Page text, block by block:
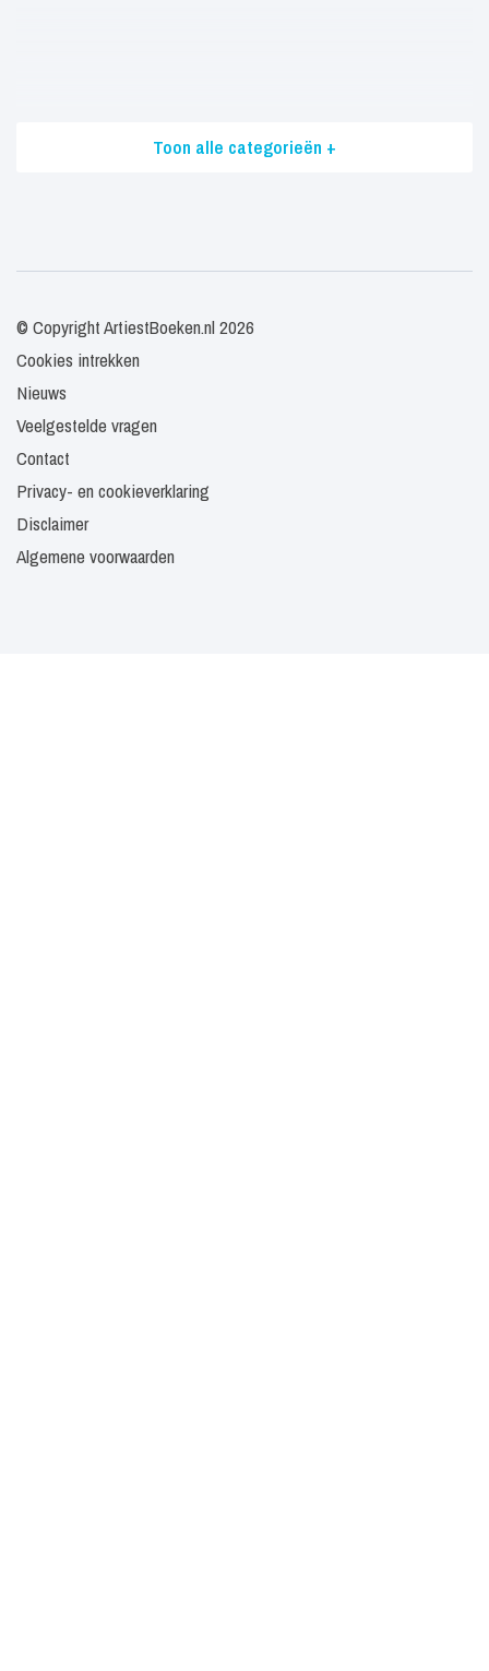
Toon alle categorieën +
© Copyright ArtiestBoeken.nl 2026
Cookies intrekken
Nieuws
Veelgestelde vragen
Contact
Privacy- en cookieverklaring
Disclaimer
Algemene voorwaarden